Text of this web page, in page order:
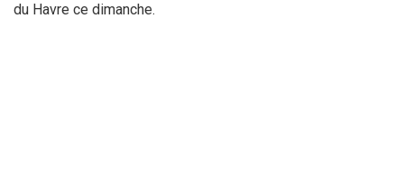
du Havre ce dimanche.